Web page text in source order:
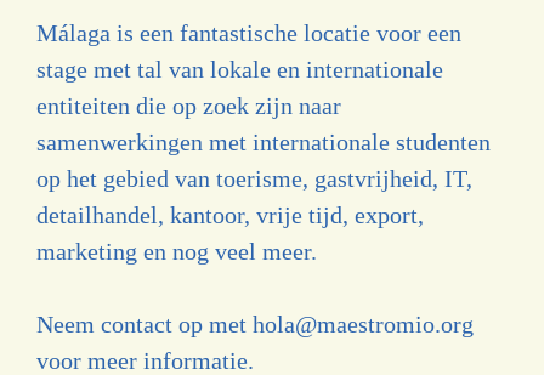
Málaga is een fantastische locatie voor een
stage met tal van lokale en internationale
entiteiten die op zoek zijn naar
samenwerkingen met internationale studenten
op het gebied van toerisme, gastvrijheid, IT,
detailhandel, kantoor, vrije tijd, export,
marketing en nog veel meer.
Neem contact op met hola@maestromio.org
voor meer informatie.